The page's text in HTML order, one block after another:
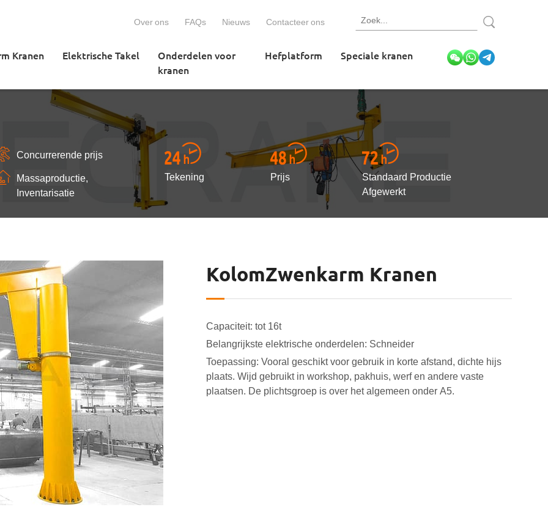
Over ons FAQs Nieuws Contacteer ons
Kranen Elektrische Takel
Onderdelen voor
kranen
Hefplatform Speciale kranen
Concurrerende prijs
Massaproductie,
Inventarisatie
Tekening Prijs
Standaard Productie
Afgewerkt
KolomZwenkarm Kranen
Capaciteit: tot 16t
Belangrijkste elektrische onderdelen: Schneider
Toepassing: Vooral geschikt voor gebruik in korte afstand, dichte hijs
plaats. Wijd gebruikt in workshop, pakhuis, werf en andere vaste
plaatsen. De plichtsgroep is over het algemeen onder A5.